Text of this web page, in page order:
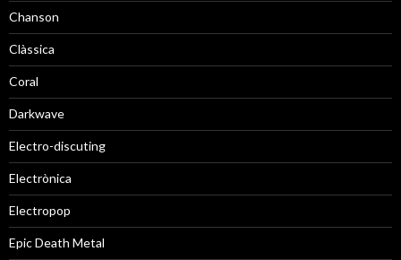
Chanson
Clàssica
Coral
Darkwave
Electro-discuting
Electrònica
Electropop
Epic Death Metal